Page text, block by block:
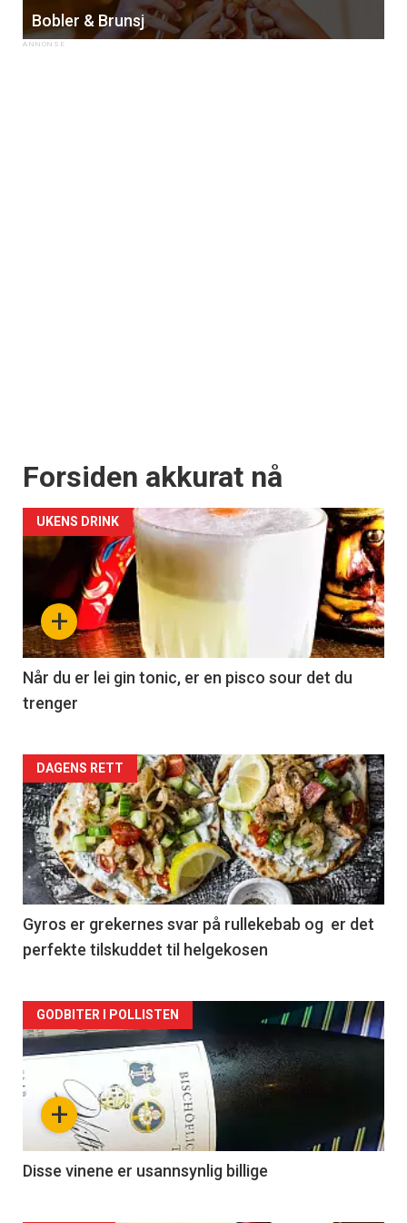
Bobler & Brunsj
Forsiden akkurat nå
+
UKENS DRINK
Når du er lei gin tonic, er en pisco sour det du
trenger
Forsiden
akkurat
nå
-
2
DAGENS RETT
Gyros er grekernes svar på rullekebab og er det
perfekte tilskuddet til helgekosen
Forsiden
akkurat
nå
3
+
GODBITER I POLLISTEN
Disse vinene er usannsynlig billige